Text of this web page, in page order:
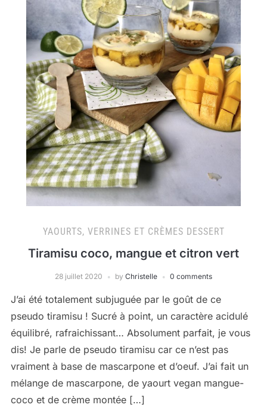
YAOURTS, VERRINES ET CRÈMES DESSERT
Tiramisu coco, mangue et citron vert
28 juillet 2020 by Christelle 0 comments
J’ai été totalement subjuguée par le goût de ce
pseudo tiramisu ! Sucré à point, un caractère acidulé
équilibré, rafraichissant… Absolument parfait, je vous
dis! Je parle de pseudo tiramisu car ce n’est pas
vraiment à base de mascarpone et d’oeuf. J’ai fait un
mélange de mascarpone, de yaourt vegan mangue-
coco et de crème montée […]